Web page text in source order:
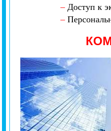
–Доступ к
–